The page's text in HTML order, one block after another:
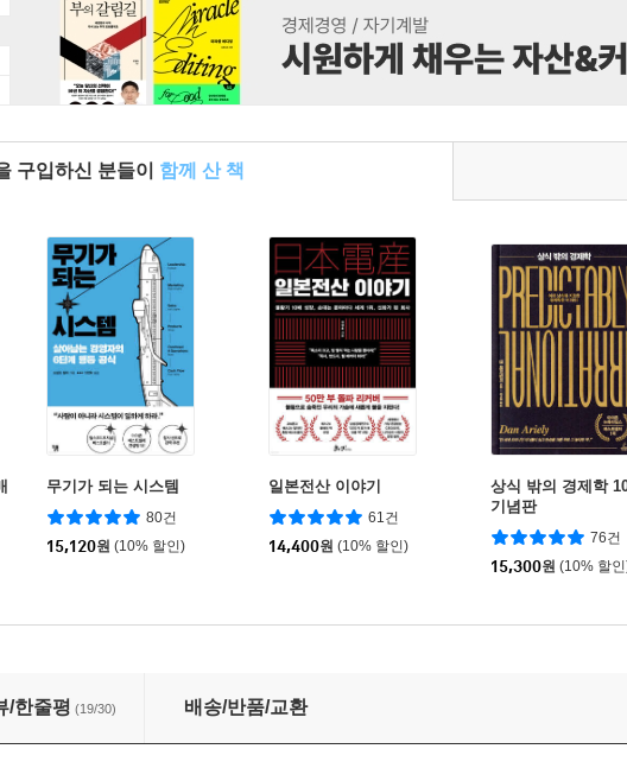
구입하신 분들이 함께 산 책
무기가 되는 시스템
80건
15,120원 (10% 할인)
일본전산 이야기
61건
14,400원 (10% 할인)
상식 밖의 경제학
기념판
76건
15,300원 (10% 할
/한줄평 (19/30) 배송/반품/교환